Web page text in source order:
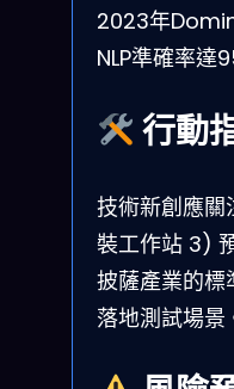
2023年
NLP準確率達
行動
技術新創應關
裝工作站 3)
披薩產業的標
落地測試場景